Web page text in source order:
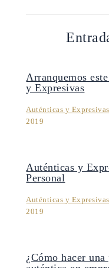
Arranquemos
y Expresivas
Auténticas y Expresivas
2019
Auténticas y
Personal
Auténticas y Expresivas
2019
¿Cómo hacer